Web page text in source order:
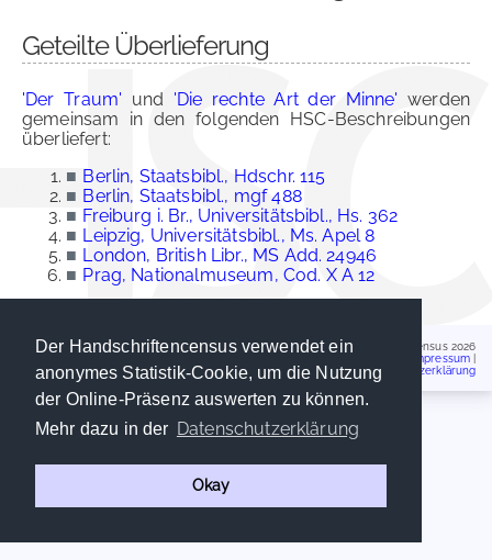
Der Handschriftencensus verwendet ein
anonymes Statistik-Cookie, um die Nutzung
der Online-Präsenz auswerten zu können.
Mehr dazu in der Datenschutzerklärung
Okay
Geteilte Überlieferung
'Der Traum' und 'Die rechte Art der Minne' werden
gemeinsam in den folgenden HSC-Beschreibungen
überliefert:
■ Berlin, Staatsbibl., Hdschr. 115
■ Berlin, Staatsbibl., mgf 488
■ Freiburg i. Br., Universitätsbibl., Hs. 362
■ Leipzig, Universitätsbibl., Ms. Apel 8
■ London, British Libr., MS Add. 24946
■ Prag, Nationalmuseum, Cod. X A 12
Handschriftencensus 2026
Impressum
Datenschutzerklärung